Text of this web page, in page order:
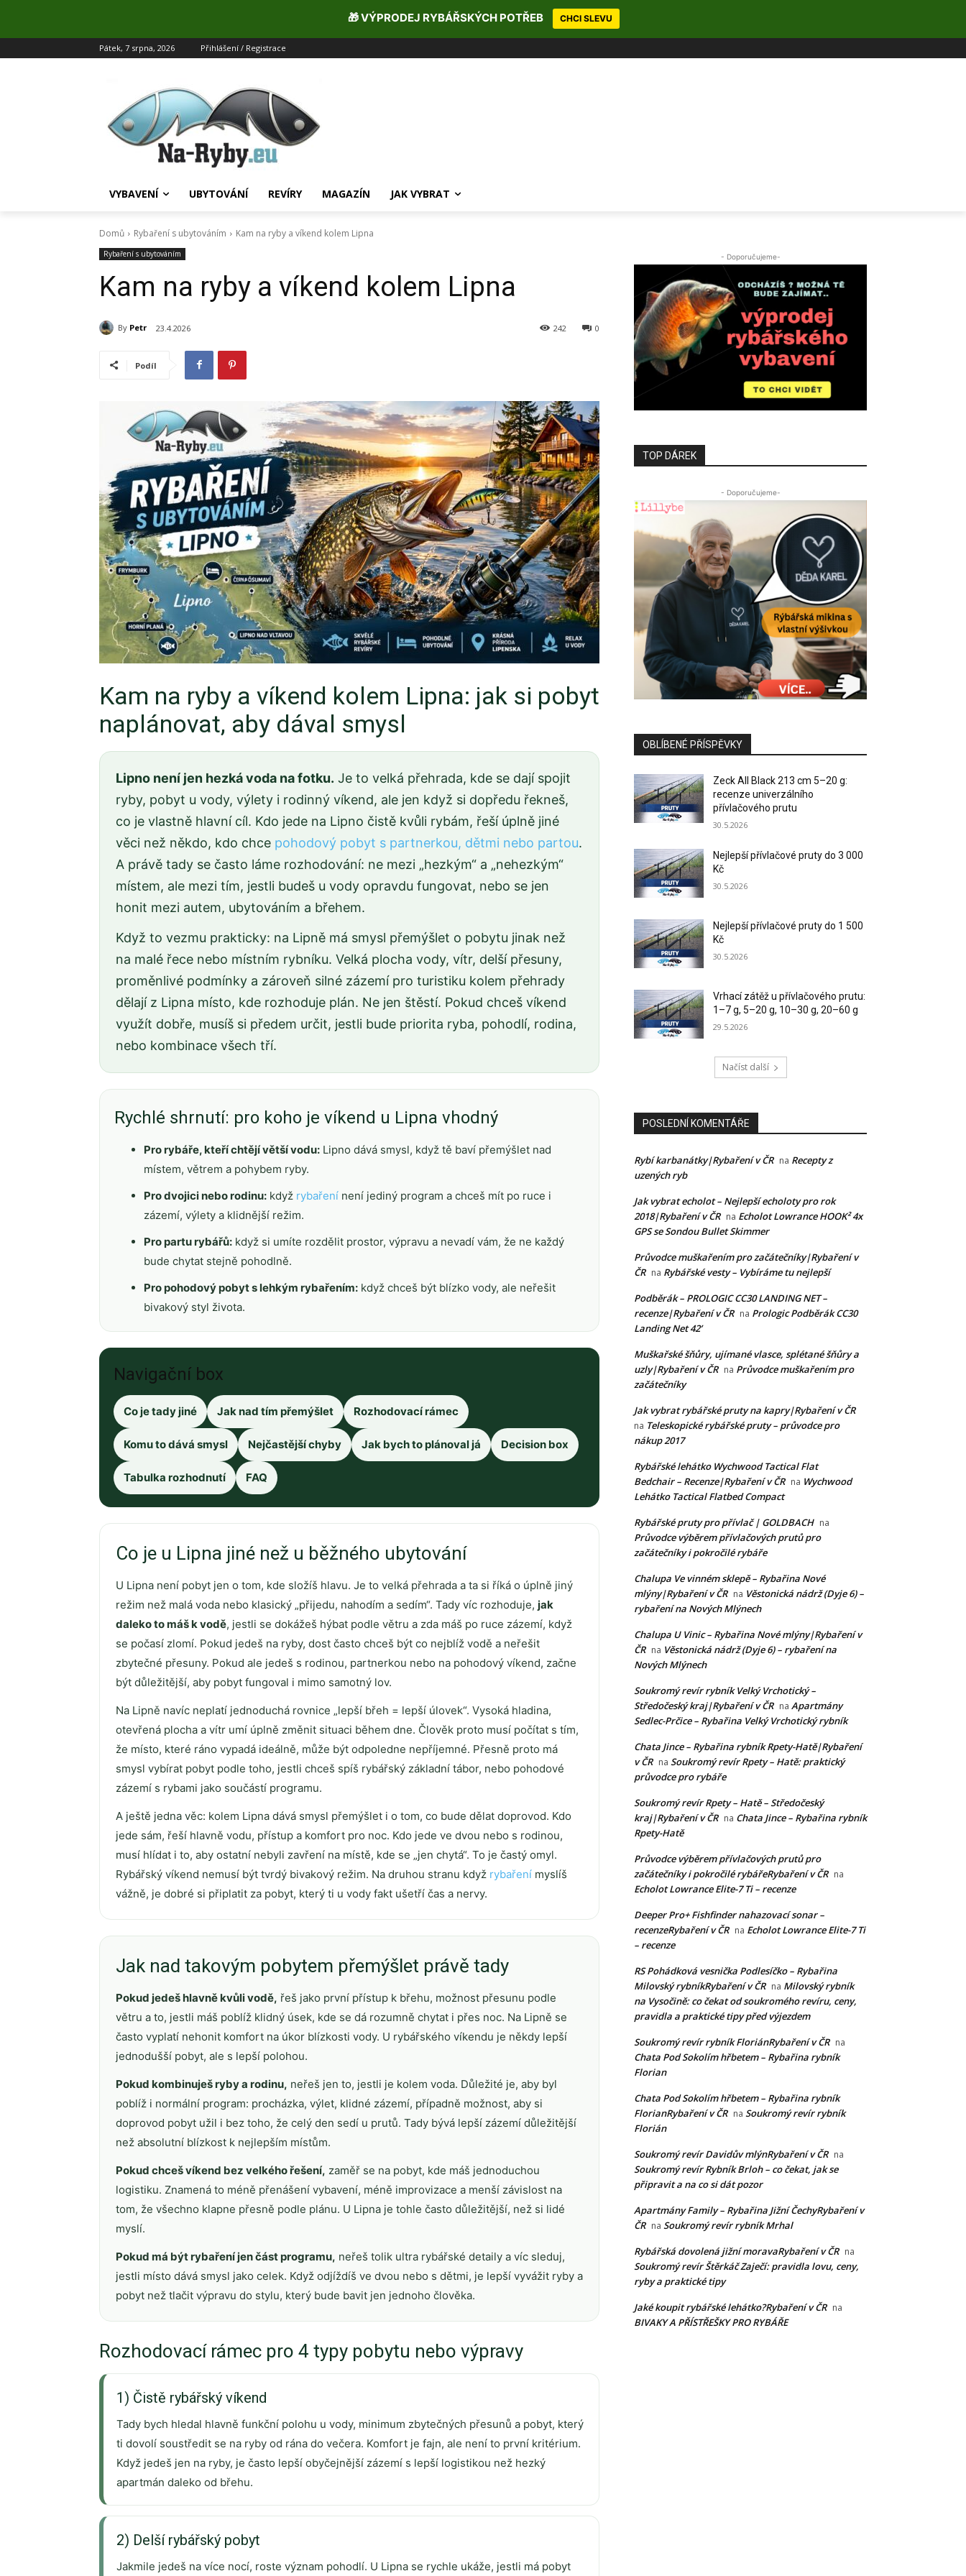
Pátek, 7 srpna, 2026 Přihlášení / Registrace
VYBAVENÍ UBYTOVÁNÍ REVÍRY MAGAZÍN JAK VYBRAT
Domů Rybaření s ubytováním Kam na ryby a víkend kolem Lipna
Rybaření s ubytováním
Kam na ryby a víkend kolem Lipna
By Petr 23.4.2026 0
242
Podíl
Kam na ryby a víkend kolem Lipna: jak si pobyt
naplánovat, aby dával smysl
Lipno není jen hezká voda na fotku. Je to velká přehrada, kde se dají spojit
ryby, pobyt u vody, výlety i rodinný víkend, ale jen když si dopředu řekneš,
co je vlastně hlavní cíl. Kdo jede na Lipno čistě kvůli rybám, řeší úplně jiné
věci než někdo, kdo chce pohodový pobyt s partnerkou, dětmi nebo partou.
A právě tady se často láme rozhodování: ne mezi „hezkým“ a „nehezkým“
místem, ale mezi tím, jestli budeš u vody opravdu fungovat, nebo se jen
honit mezi autem, ubytováním a břehem.
Když to vezmu prakticky: na Lipně má smysl přemýšlet o pobytu jinak než
na malé řece nebo místním rybníku. Velká plocha vody, vítr, delší přesuny,
proměnlivé podmínky a zároveň silné zázemí pro turistiku kolem přehrady
dělají z Lipna místo, kde rozhoduje plán. Ne jen štěstí. Pokud chceš víkend
využít dobře, musíš si předem určit, jestli bude priorita ryba, pohodlí, rodina,
nebo kombinace všech tří.
Rychlé shrnutí: pro koho je víkend u Lipna vhodný
Pro rybáře, kteří chtějí větší vodu: Lipno dává smysl, když tě baví přemýšlet nad
místem, větrem a pohybem ryby.
Pro dvojici nebo rodinu: když rybaření není jediný program a chceš mít po ruce i
zázemí, výlety a klidnější režim.
Pro partu rybářů: když si umíte rozdělit prostor, výpravu a nevadí vám, že ne každý
bude chytat stejně pohodlně.
Pro pohodový pobyt s lehkým rybařením: když chceš být blízko vody, ale neřešit
bivakový styl života.
Navigační box
Co je tady jiné Jak nad tím přemýšlet Rozhodovací rámec
Komu to dává smysl Nejčastější chyby Jak bych to plánoval já Decision box
Tabulka rozhodnutí FAQ
Co je u Lipna jiné než u běžného ubytování
U Lipna není pobyt jen o tom, kde složíš hlavu. Je to velká přehrada a ta si říká o úplně jiný
režim než malá voda nebo klasický „přijedu, nahodím a sedím“. Tady víc rozhoduje, jak
daleko to máš k vodě, jestli se dokážeš hýbat podle větru a zda máš po ruce zázemí, když
se počasí zlomí. Pokud jedeš na ryby, dost často chceš být co nejblíž vodě a neřešit
zbytečné přesuny. Pokud ale jedeš s rodinou, partnerkou nebo na pohodový víkend, začne
být důležitější, aby pobyt fungoval i mimo samotný lov.
Na Lipně navíc neplatí jednoduchá rovnice „lepší břeh = lepší úlovek“. Vysoká hladina,
otevřená plocha a vítr umí úplně změnit situaci během dne. Člověk proto musí počítat s tím,
že místo, které ráno vypadá ideálně, může být odpoledne nepříjemné. Přesně proto má
smysl vybírat pobyt podle toho, jestli chceš spíš rybářský základní tábor, nebo pohodové
zázemí s rybami jako součástí programu.
A ještě jedna věc: kolem Lipna dává smysl přemýšlet i o tom, co bude dělat doprovod. Kdo
jede sám, řeší hlavně vodu, přístup a komfort pro noc. Kdo jede ve dvou nebo s rodinou,
musí hlídat i to, aby ostatní nebyli zavření na místě, kde se „jen chytá“. To je častý omyl.
Rybářský víkend nemusí být tvrdý bivakový režim. Na druhou stranu když rybaření myslíš
vážně, je dobré si připlatit za pobyt, který ti u vody fakt ušetří čas a nervy.
Jak nad takovým pobytem přemýšlet právě tady
Pokud jedeš hlavně kvůli vodě, řeš jako první přístup k břehu, možnost přesunu podle
větru a to, jestli máš poblíž klidný úsek, kde se dá rozumně chytat i přes noc. Na Lipně se
často vyplatí nehonit komfort na úkor blízkosti vody. U rybářského víkendu je někdy lepší
jednodušší pobyt, ale s lepší polohou.
Pokud kombinuješ ryby a rodinu, neřeš jen to, jestli je kolem voda. Důležité je, aby byl
poblíž i normální program: procházka, výlet, klidné zázemí, případně možnost, aby si
doprovod pobyt užil i bez toho, že celý den sedí u prutů. Tady bývá lepší zázemí důležitější
než absolutní blízkost k nejlepším místům.
Pokud chceš víkend bez velkého řešení, zaměř se na pobyt, kde máš jednoduchou
logistiku. Znamená to méně přenášení vybavení, méně improvizace a menší závislost na
tom, že všechno klapne přesně podle plánu. U Lipna je tohle často důležitější, než si lidé
myslí.
Pokud má být rybaření jen část programu, neřeš tolik ultra rybářské detaily a víc sleduj,
jestli místo dává smysl jako celek. Když odjíždíš ve dvou nebo s dětmi, je lepší vyvážit ryby a
pobyt než tlačit výpravu do stylu, který bude bavit jen jednoho člověka.
Rozhodovací rámec pro 4 typy pobytu nebo výpravy
1) Čistě rybářský víkend
Tady bych hledal hlavně funkční polohu u vody, minimum zbytečných přesunů a pobyt, který
ti dovolí soustředit se na ryby od rána do večera. Komfort je fajn, ale není to první kritérium.
Když jedeš jen na ryby, je často lepší obyčejnější zázemí s lepší logistikou než hezký
apartmán daleko od břehu.
2) Delší rybářský pobyt
Jakmile jedeš na více nocí, roste význam pohodlí. U Lipna se rychle ukáže, jestli má pobyt
- Doporučujeme-
TOP DÁREK
- Doporučujeme-
OBLÍBENÉ PŘÍSPĚVKY
Zeck All Black 213 cm 5–20 g:
recenze univerzálního
přívlačového prutu
30.5.2026
Nejlepší přívlačové pruty do 3 000
Kč
30.5.2026
Nejlepší přívlačové pruty do 1 500
Kč
30.5.2026
Vrhací zátěž u přívlačového prutu:
1–7 g, 5–20 g, 10–30 g, 20–60 g
29.5.2026
Načíst další
POSLEDNÍ KOMENTÁŘE
Rybí karbanátky|Rybaření v ČR na Recepty z
uzených ryb
Jak vybrat echolot – Nejlepší echoloty pro rok
2018|Rybaření v ČR na Echolot Lowrance HOOK² 4x
GPS se Sondou Bullet Skimmer
Průvodce muškařením pro začátečníky|Rybaření v
ČR na Rybářské vesty – Vybíráme tu nejlepší
Podběrák – PROLOGIC CC30 LANDING NET –
recenze|Rybaření v ČR na Prologic Podběrák CC30
Landing Net 42’
Muškařské šňůry, ujímané vlasce, splétané šňůry a
uzly|Rybaření v ČR na Průvodce muškařením pro
začátečníky
Jak vybrat rybářské pruty na kapry|Rybaření v ČR
na Teleskopické rybářské pruty – průvodce pro
nákup 2017
Rybářské lehátko Wychwood Tactical Flat
Bedchair – Recenze|Rybaření v ČR na Wychwood
Lehátko Tactical Flatbed Compact
Rybářské pruty pro přívlač | GOLDBACH na
Průvodce výběrem přívlačových prutů pro
začátečníky i pokročilé rybáře
Chalupa Ve vinném sklepě – Rybařina Nové
mlýny|Rybaření v ČR na Věstonická nádrž (Dyje 6) –
rybaření na Nových Mlýnech
Chalupa U Vinic – Rybařina Nové mlýny|Rybaření v
ČR na Věstonická nádrž (Dyje 6) – rybaření na
Nových Mlýnech
Soukromý revír rybník Velký Vrchotický –
Středočeský kraj|Rybaření v ČR na Apartmány
Sedlec-Prčice – Rybařina Velký Vrchotický rybník
Chata Jince – Rybařina rybník Rpety-Hatě|Rybaření
v ČR na Soukromý revír Rpety – Hatě: praktický
průvodce pro rybáře
Soukromý revír Rpety – Hatě – Středočeský
kraj|Rybaření v ČR na Chata Jince – Rybařina rybník
Rpety-Hatě
Průvodce výběrem přívlačových prutů pro
začátečníky i pokročilé rybářeRybaření v ČR na
Echolot Lowrance Elite-7 Ti – recenze
Deeper Pro+ Fishfinder nahazovací sonar –
recenzeRybaření v ČR na Echolot Lowrance Elite-7 Ti
– recenze
RS Pohádková vesnička Podlesíčko – Rybařina
Milovský rybníkRybaření v ČR na Milovský rybník
na Vysočině: co čekat od soukromého revíru, ceny,
pravidla a praktické tipy před výjezdem
Soukromý revír rybník FloriánRybaření v ČR na
Chata Pod Sokolím hřbetem – Rybařina rybník
Florian
Chata Pod Sokolím hřbetem – Rybařina rybník
FlorianRybaření v ČR na Soukromý revír rybník
Florián
Soukromý revír Davidův mlýnRybaření v ČR na
Soukromý revír Rybník Brloh – co čekat, jak se
připravit a na co si dát pozor
Apartmány Family – Rybařina Jižní ČechyRybaření v
ČR na Soukromý revír rybník Mrhal
Rybářská dovolená jižní moravaRybaření v ČR na
Soukromý revír Štěrkáč Zaječí: pravidla lovu, ceny,
ryby a praktické tipy
Jaké koupit rybářské lehátko?Rybaření v ČR na
BIVAKY A PŘÍSTŘEŠKY PRO RYBÁŘE
🎁 VÝPRODEJ RYBÁŘSKÝCH POTŘEB CHCI SLEVU